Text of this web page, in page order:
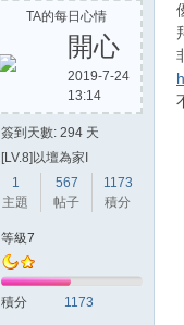
TA的每日心情
開心
2019-7-24
13:14
簽到天數: 294 天
[LV.8]以壇為家I
1
主題
567
帖子
1173
積分
等級7
積分 1173